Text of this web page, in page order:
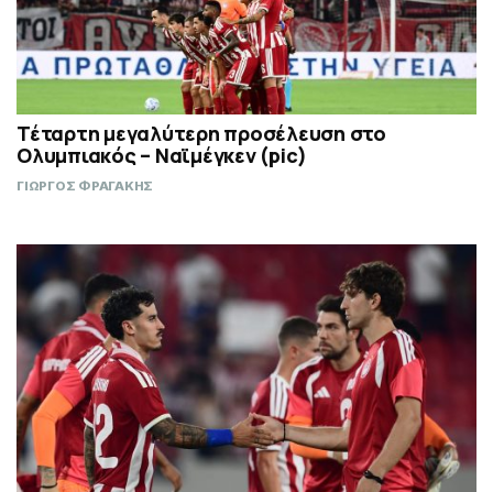
Τέταρτη μεγαλύτερη προσέλευση στο
Ολυμπιακός – Ναϊμέγκεν (pic)
ΓΙΩΡΓΟΣ ΦΡΑΓΑΚΗΣ